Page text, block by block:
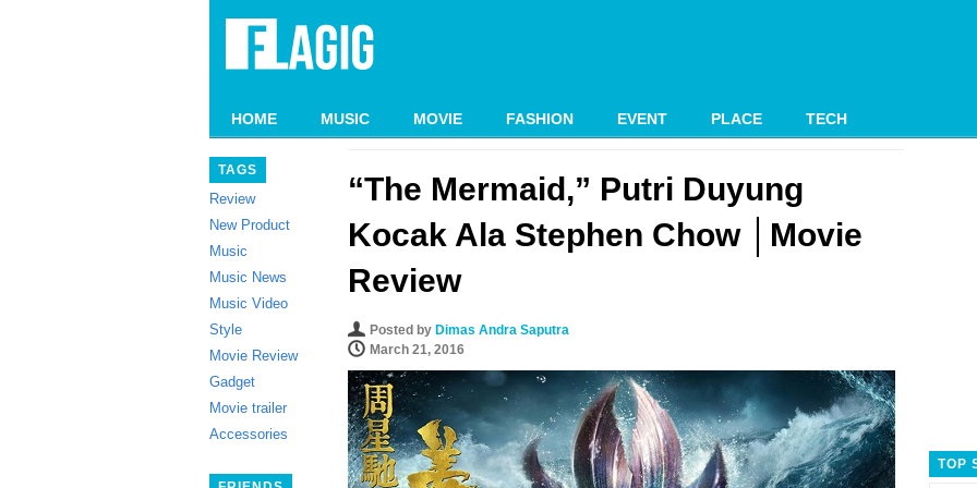
HOME MUSIC MOVIE FASHION EVENT PLACE TECH
TAGS
Review
New Product
Music
Music News
Music Video
Style
Movie Review
Gadget
Movie trailer
Accessories
“The Mermaid,” Putri Duyung
Kocak Ala Stephen Chow │Movie
Review
Posted by Dimas Andra Saputra
March 21, 2016
TOP